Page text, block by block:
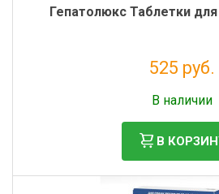
Гепатолюкс Таблетки
525 руб.
В наличии
В